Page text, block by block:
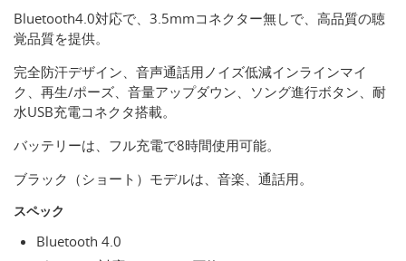
Bluetooth4.0対応で、3.5mmコネクター無しで、高品質の聴
覚品質を提供。
完全防汗デザイン、音声通話用ノイズ低減インラインマイ
ク、再生/ポーズ、音量アップダウン、ソング進行ボタン、耐
水USB充電コネクタ搭載。
バッテリーは、フル充電で8時間使用可能。
ブラック（ショート）モデルは、音楽、通話用。
スペック
Bluetooth 4.0